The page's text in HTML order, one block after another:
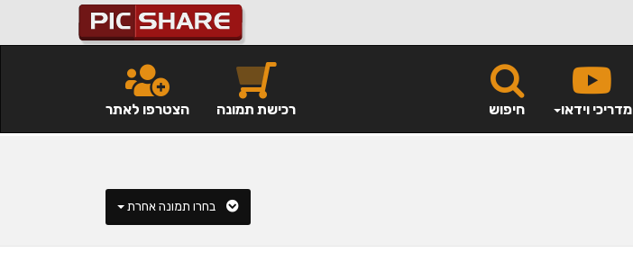
חיפוש מדריכי וידאו הצטרפו לאתר רכישת תמונה